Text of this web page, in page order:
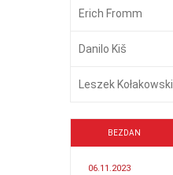
Erich Fromm
Danilo Kiš
Leszek Kołakowski
BEZDAN
06.11.2023